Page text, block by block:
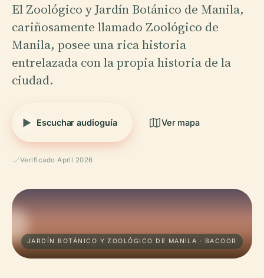
El Zoológico y Jardín Botánico de Manila,
cariñosamente llamado Zoológico de
Manila, posee una rica historia
entrelazada con la propia historia de la
ciudad.
Escuchar audioguía Ver mapa
Verificado April 2026
JARDÍN BOTÁNICO Y ZOOLÓGICO DE MANILA · BACOOR